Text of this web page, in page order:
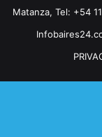
Matanza, Tel: +54